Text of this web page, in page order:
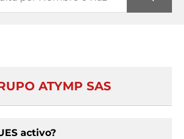
ATYMP SAS
activo?